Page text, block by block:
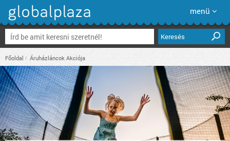
menü
Keresés
Főoldal Áruházláncok Akciója